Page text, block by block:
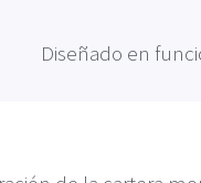
Diseñado en